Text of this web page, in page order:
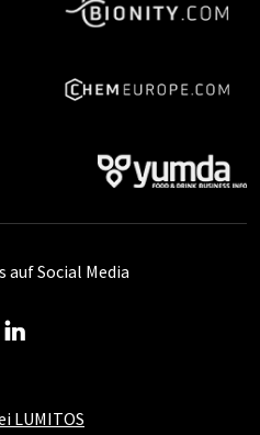
LUMITOS
auf Social Media